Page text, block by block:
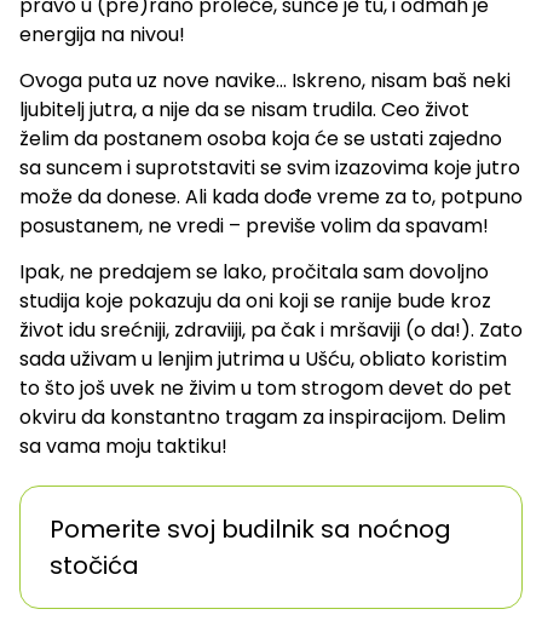
pravo u (pre)rano proleće, sunce je tu, i odmah je
energija na nivou!
Ovoga puta uz nove navike… Iskreno, nisam baš neki
ljubitelj jutra, a nije da se nisam trudila. Ceo život
želim da postanem osoba koja će se ustati zajedno
sa suncem i suprotstaviti se svim izazovima koje jutro
može da donese. Ali kada dođe vreme za to, potpuno
posustanem, ne vredi – previše volim da spavam!
Ipak, ne predajem se lako, pročitala sam dovoljno
studija koje pokazuju da oni koji se ranije bude kroz
život idu srećniji, zdraviiji, pa čak i mršaviji (o da!). Zato
sada uživam u lenjim jutrima u Ušću, obliato koristim
to što još uvek ne živim u tom strogom devet do pet
okviru da konstantno tragam za inspiracijom. Delim
sa vama moju taktiku!
Pomerite svoj budilnik sa noćnog
stočića